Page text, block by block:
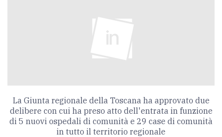
La Giunta regionale della Toscana ha approvato due
delibere con cui ha preso atto dell'entrata in funzione
di 5 nuovi ospedali di comunità e 29 case di comunità
in tutto il territorio regionale